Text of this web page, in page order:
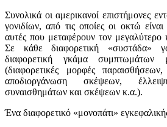
Συνολικά οι αμερικανοί επιστήμονες
γονιδίων, από τις οποίες οι οκτώ
αυτές που μεταφέρουν τον μεγαλύτερο
Σε κάθε διαφορετική «συστάδα»
διαφορετική γκάμα συμπτωμάτων
(διαφορετικές μορφές
αποδιοργάνωση σκέψεων,
συναισθημάτων και σκέψεων κ.α.).
Ένα διαφορετικό «μονοπάτι»